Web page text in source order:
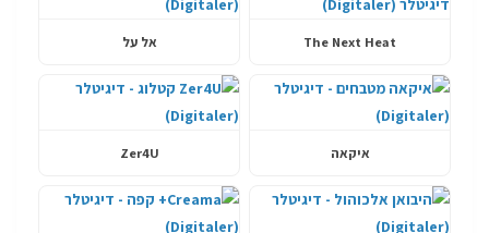
The Next Heat אל על
איקאה Zer4U